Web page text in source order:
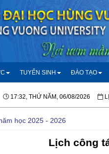
TUYỂN SINH ĐÀO TẠO
17:32, THỨ NĂM, 06/08/2026
học 2025 - 2026
Lịch công